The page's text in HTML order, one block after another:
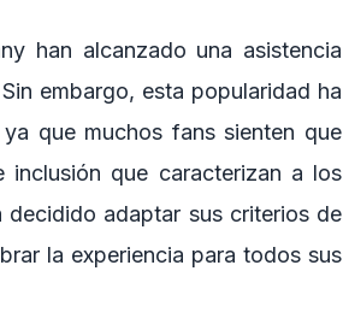
han alcanzado una asistencia
embargo, esta popularidad ha
que muchos fans sienten que
que caracterizan a los
adaptar sus criterios de
la experiencia para todos sus